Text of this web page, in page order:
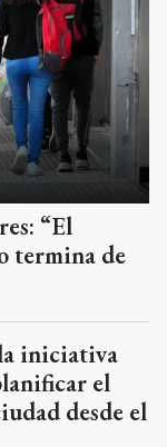
“El
termina de
iniciativa
el
desde el